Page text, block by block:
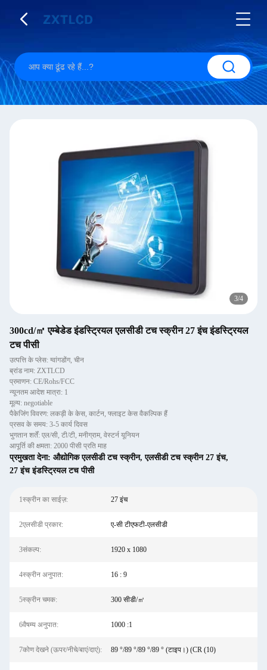
3/4
300cd/㎡ एम्बेडेड इंडस्ट्रियल एलसीडी टच स्क्रीन 27 इंच इंडस्ट्रियल
टच पीसी
उत्पत्ति के प्लेस: ग्वांगडोंग, चीन
ब्रांड नाम: ZXTLCD
प्रमाणन: CE/Rohs/FCC
न्यूनतम आदेश मात्रा: 1
मूल्य: negotiable
पैकेजिंग विवरण: लकड़ी के केस, कार्टन, फ्लाइट केस वैकल्पिक हैं
प्रसव के समय: 3-5 कार्य दिवस
भुगतान शर्तें: एल/सी, टी/टी, मनीग्राम, वेस्टर्न यूनियन
आपूर्ति की क्षमता: 2000 पीसी प्रति माह
प्रमुखता देना: औद्योगिक एलसीडी टच स्क्रीन,एलसीडी टच स्क्रीन 27 इंच,
27 इंच इंडस्ट्रियल टच पीसी
1स्क्रीन का साईज़: 27 इंच
2एलसीडी प्रकार: ए-सी टीएफटी-एलसीडी
3संकल्प: 1920 x 1080
4स्क्रीन अनुपात: 16 : 9
5स्क्रीन चमक: 300 सीडी/㎡
6वैषम्य अनुपात: 1000 :1
7कोण देखने (ऊपर/नीचे/बाएं/दाएं): 89 °/89 °/89 °/89 ° (टाइप।) (CR (10)